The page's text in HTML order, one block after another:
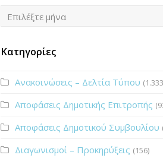
Ιστορικό
Επιλέξτε μήνα
Κατηγορίες
Ανακοινώσεις – Δελτία Τύπου
Αποφάσεις Δημοτικής Επιτροπής
Αποφάσεις Δημοτικού Συμβουλίου
Διαγωνισμοί – Προκηρύξεις (156)